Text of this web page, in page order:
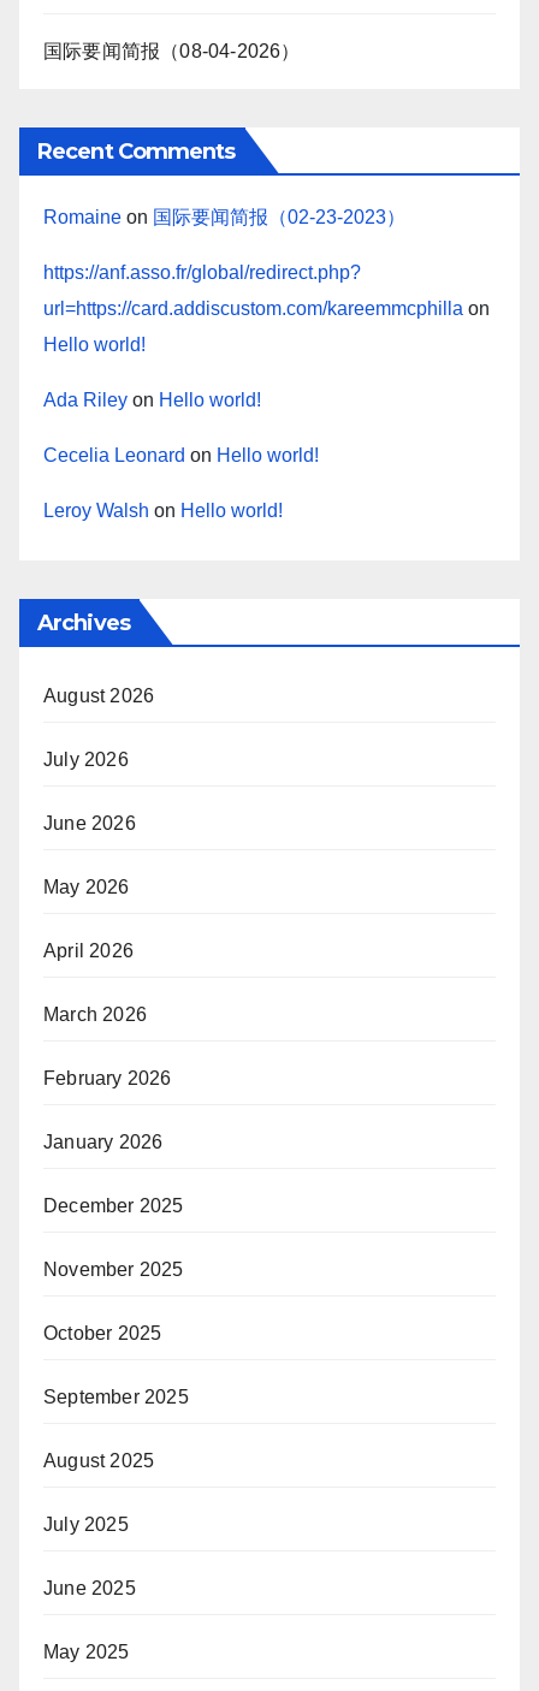
国际要闻简报（08-04-2026）
Recent Comments
Romaine on 国际要闻简报（02-23-2023）
https://anf.asso.fr/global/redirect.php?
url=https://card.addiscustom.com/kareemmcphilla on
Hello world!
Ada Riley on Hello world!
Cecelia Leonard on Hello world!
Leroy Walsh on Hello world!
Archives
August 2026
July 2026
June 2026
May 2026
April 2026
March 2026
February 2026
January 2026
December 2025
November 2025
October 2025
September 2025
August 2025
July 2025
June 2025
May 2025